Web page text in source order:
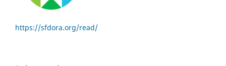
https://sfdora.org/read/